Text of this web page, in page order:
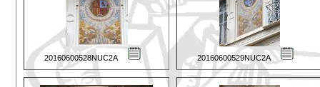
20160600528NUC2A 20160600529NUC2A